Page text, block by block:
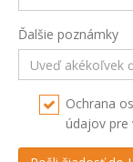
Ďalšie poznámky
Ochrana
údajov pre